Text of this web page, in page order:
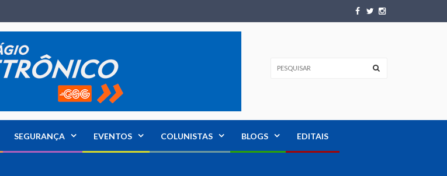
SEGURANÇA EVENTOS COLUNISTAS BLOGS EDITAIS